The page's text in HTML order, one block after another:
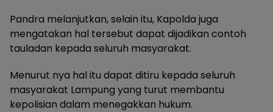
Pandra melanjutkan, selain itu, Kapolda juga
mengatakan hal tersebut dapat dijadikan contoh
tauladan kepada seluruh masyarakat.
Menurut nya hal itu dapat ditiru kepada seluruh
masyarakat Lampung yang turut membantu
kepolisian dalam menegakkan hukum.